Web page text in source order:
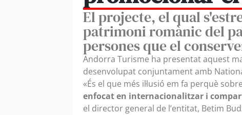
El projecte, el qual
patrimoni romànic del
persones que el
Andorra Turisme ha presentat aquest
desenvolupat conjuntament amb
«És el que més il·lusió em fa perquè
enfocat en internacionalitzar i
el director general de l’entitat, Betim